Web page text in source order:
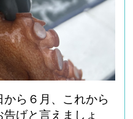
ら６月、これから
げと言えましょ